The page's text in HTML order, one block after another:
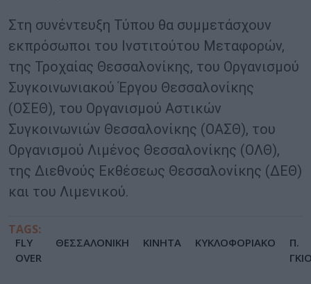
Στη συνέντευξη Τύπου θα συμμετάσχουν
εκπρόσωποι του Ινστιτούτου Μεταφορών,
της Τροχαίας Θεσσαλονίκης, του Οργανισμού
Συγκοινωνιακού Έργου Θεσσαλονίκης
(ΟΣΕΘ), του Οργανισμού Αστικών
Συγκοινωνιών Θεσσαλονίκης (ΟΑΣΘ), του
Οργανισμού Λιμένος Θεσσαλονίκης (ΟΛΘ),
της Διεθνούς Εκθέσεως Θεσσαλονίκης (ΔΕΘ)
και του Λιμενικού.
TAGS:
FLY
OVER
ΘΕΣΣΑΛΟΝΙΚΗ ΚΙΝΗΤΑ ΚΥΚΛΟΦΟΡΙΑΚΟ
Π.